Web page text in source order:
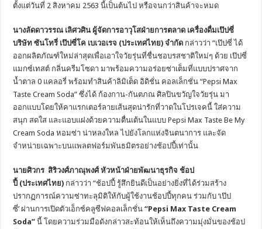
ตั้งแต่วันที่ 2 สิงหาคม 2563 นี้เป็นต้นไป หรือจนกว่าสินค้าจะหมด
นางลัดดาวรรณ เลิศวศิน ผู้จัดการอาวุโสฝ่ายการตลาด เครื่องดื่มเป๊ปซี่
บริษัท ซันโทรี่ เป๊ปซี่โค เบเวอเรจ (ประเทศไทย) จำกัด กล่าวว่า “เป๊ปซี่ ได้
ออกผลิตภัณฑ์ใหม่ล่าสุดเพื่อเอาใจวัยรุ่นที่ชื่นชอบรสชาติใหม่ๆ ด้วย เป๊ปซี่
แมกซ์เทสต์ กลิ่นครีมโซดา มาพร้อมความอร่อยซ่าเต็มที่แบบปราศจาก
น้ำตาล 0 แคลอรี่ พร้อมทำสินค้าลิมิเต็ด อิดิชั่น คอลเล็กชั่น “Pepsi Max
Taste Cream Soda” ซึ่งได้ ก้องกาน-กันตภณ ศิลปินขวัญใจวัยรุ่น มา
ออกแบบโดยให้คาแรกเตอร์ลายเส้นสุดน่ารักที่วาดในโปรเจคนี้ ใส่ความ
สนุก สดใส และแอบแฝงด้วยความตื่นเต้นในแบบ Pepsi Max Taste Be My
Cream Soda หอมซ่า น่าหลงใหล ไปยังโลกแห่งจินตนาการ และจัด
จำหน่ายเฉพาะบนแพลตฟอร์มพันธมิตรอย่างช้อปปี้เท่านั้น
นายศิวกร สิริวงศ์ภาณุพงศ์ หัวหน้าฝ่ายพัฒนาธุรกิจ ช้อป
ปี้ (ประเทศไทย) กล่าวว่า “ช้อปปี้ รู้สึกยินดีเป็นอย่างยิ่งที่ได้ร่วมสร้าง
ปรากฏการณ์ความซ่าทะลุมิติให้กับผู้ใช้งานช้อปปี้ทุกคน ร่วมกับ ‘เป๊ป
ซี่’ ผ่านการเปิดตัวเอ็กซ์คลูซีฟคอลเล็กชั่น“Pepsi Max Taste Cream
Soda” นี้ โดยความร่วมมือดังกล่าวสะท้อนให้เห็นถึงความมุ่งมั่นของช้อป